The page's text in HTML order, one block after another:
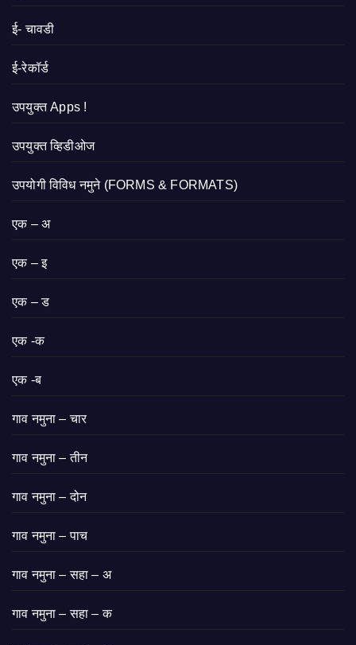
ई- चावडी
ई-रेकॉर्ड
उपयुक्त Apps !
उपयुक्त व्हिडीओज
उपयोगी विविध नमुने (FORMS & FORMATS)
एक – अ
एक – इ
एक – ड
एक -क
एक -ब
गाव नमुना – चार
गाव नमुना – तीन
गाव नमुना – दोन
गाव नमुना – पाच
गाव नमुना – सहा – अ
गाव नमुना – सहा – क